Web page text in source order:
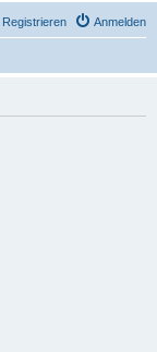
Anmelden
Registrieren